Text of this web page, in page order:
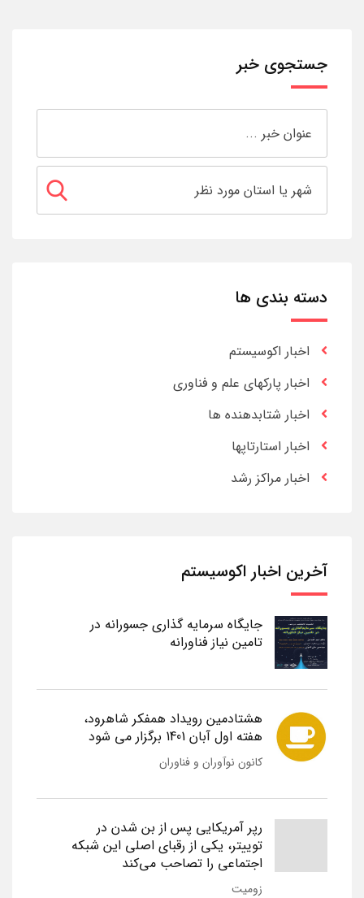
جستجوی خبر
دسته بندی ها
اخبار اکوسیستم
اخبار پارکهای علم و فناوری
اخبار شتابدهنده ها
اخبار استارتاپها
اخبار مراکز رشد
آخرین اخبار اکوسیستم
جایگاه سرمایه گذاری جسورانه در
تامین نیاز فناورانه
هشتادمین رویداد همفکر شاهرود،
هفته اول آبان 1401 برگزار می شود
کانون نوآوران و فناوران
رپر آمریکایی پس از بن شدن در
توییتر، یکی از رقبای اصلی این شبکه
اجتماعی را تصاحب می‌کند
زومیت